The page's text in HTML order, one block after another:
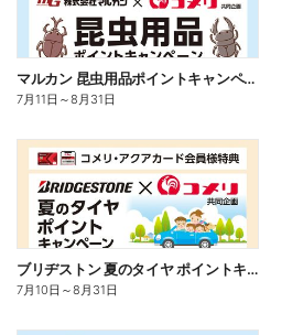
マルカン 昆虫用品ポイントキャンペーン
7月11日 ～8月31日
ブリヂストン 夏のタイヤ ポイントキャンペーン
7月10日 ～8月31日